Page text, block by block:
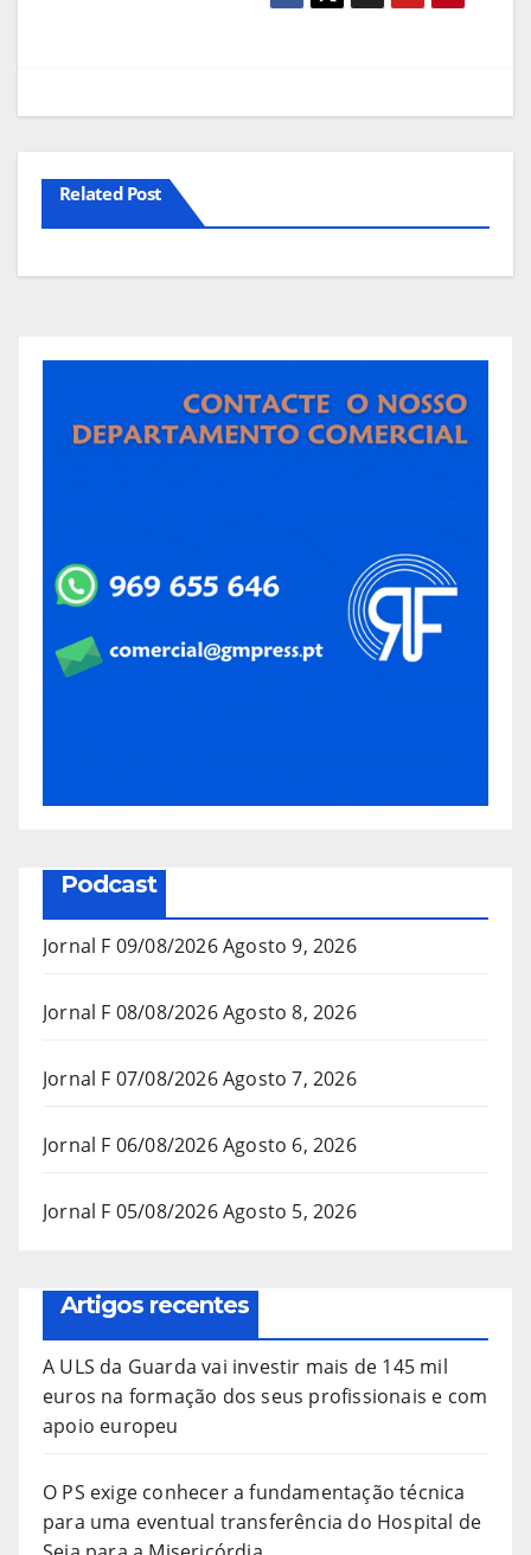
Related Post
Podcast
Jornal F 09/08/2026Agosto 9, 2026
Jornal F 08/08/2026Agosto 8, 2026
Jornal F 07/08/2026Agosto 7, 2026
Jornal F 06/08/2026Agosto 6, 2026
Jornal F 05/08/2026Agosto 5, 2026
Artigos recentes
A ULS da Guarda vai investir mais de 145 mil
euros na formação dos seus profissionais e com
apoio europeu
O PS exige conhecer a fundamentação técnica
para uma eventual transferência do Hospital de